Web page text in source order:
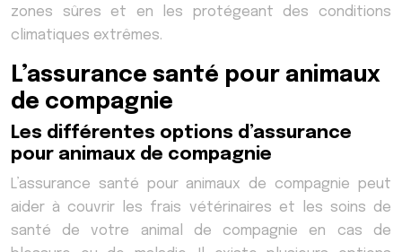
zones sûres et en les protégeant des conditions
climatiques extrêmes.
L’assurance santé pour animaux
de compagnie
Les différentes options d’assurance
pour animaux de compagnie
L’assurance santé pour animaux de compagnie peut
aider à couvrir les frais vétérinaires et les soins de
santé de votre animal de compagnie en cas de